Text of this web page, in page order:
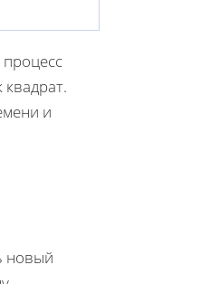
и
новый